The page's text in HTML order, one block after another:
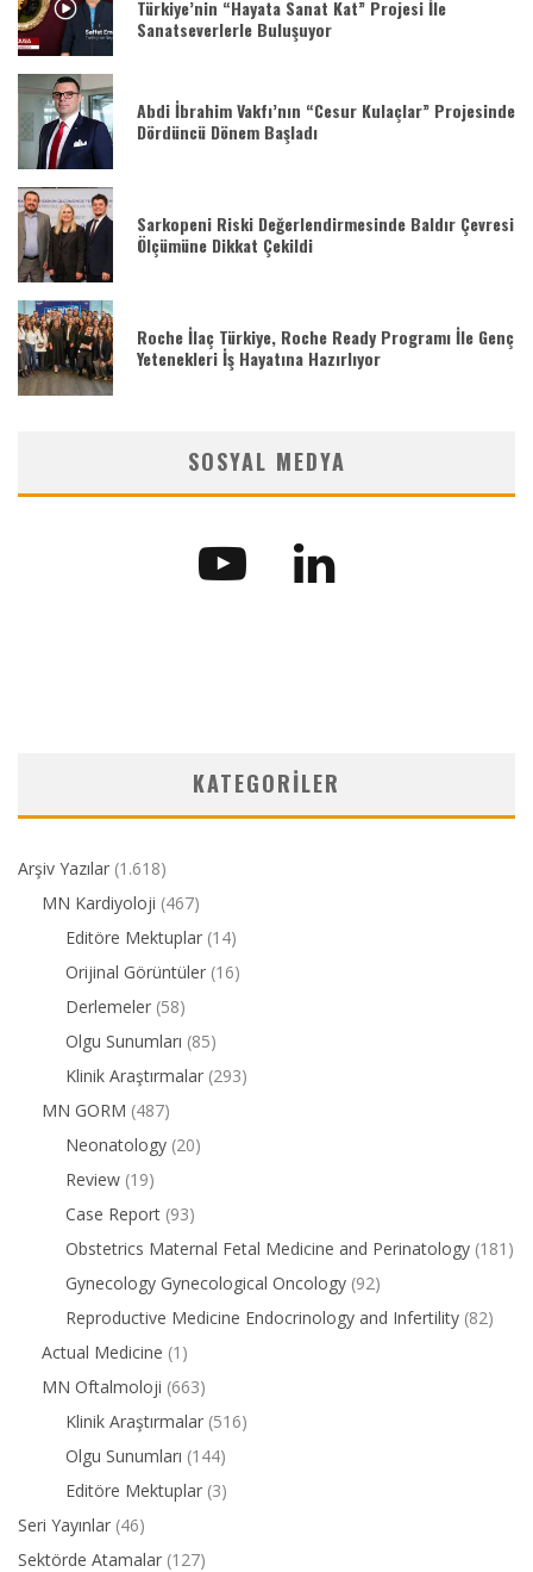
Türkiye’nin “Hayata Sanat Kat” Projesi İle
Sanatseverlerle Buluşuyor
Abdi İbrahim Vakfı’nın “Cesur Kulaçlar” Projesinde
Dördüncü Dönem Başladı
Sarkopeni Riski Değerlendirmesinde Baldır Çevresi
Ölçümüne Dikkat Çekildi
Roche İlaç Türkiye, Roche Ready Programı İle Genç
Yetenekleri İş Hayatına Hazırlıyor
SOSYAL MEDYA
KATEGORILER
Arşiv Yazılar (1.618)
MN Kardiyoloji (467)
Editöre Mektuplar (14)
Orijinal Görüntüler (16)
Derlemeler (58)
Olgu Sunumları (85)
Klinik Araştırmalar (293)
MN GORM (487)
Neonatology (20)
Review (19)
Case Report (93)
Obstetrics Maternal Fetal Medicine and Perinatology (181)
Gynecology Gynecological Oncology (92)
Reproductive Medicine Endocrinology and Infertility (82)
Actual Medicine (1)
MN Oftalmoloji (663)
Klinik Araştırmalar (516)
Olgu Sunumları (144)
Editöre Mektuplar (3)
Seri Yayınlar (46)
Sektörde Atamalar (127)